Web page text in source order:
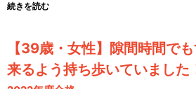
続きを読む
【39歳・女性】隙間時間で
来るよう持ち歩いていました